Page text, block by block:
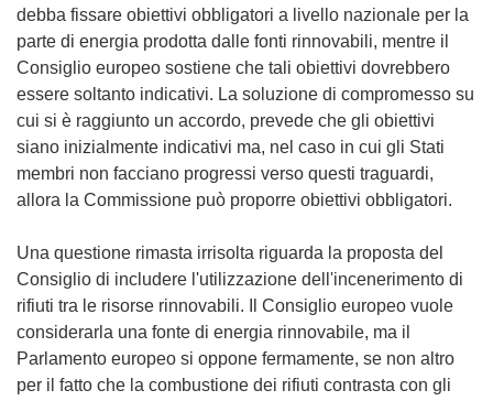
debba fissare obiettivi obbligatori a livello nazionale per la
parte di energia prodotta dalle fonti rinnovabili, mentre il
Consiglio europeo sostiene che tali obiettivi dovrebbero
essere soltanto indicativi. La soluzione di compromesso su
cui si è raggiunto un accordo, prevede che gli obiettivi
siano inizialmente indicativi ma, nel caso in cui gli Stati
membri non facciano progressi verso questi traguardi,
allora la Commissione può proporre obiettivi obbligatori.
Una questione rimasta irrisolta riguarda la proposta del
Consiglio di includere l'utilizzazione dell'incenerimento di
rifiuti tra le risorse rinnovabili. Il Consiglio europeo vuole
considerarla una fonte di energia rinnovabile, ma il
Parlamento europeo si oppone fermamente, se non altro
per il fatto che la combustione dei rifiuti contrasta con gli